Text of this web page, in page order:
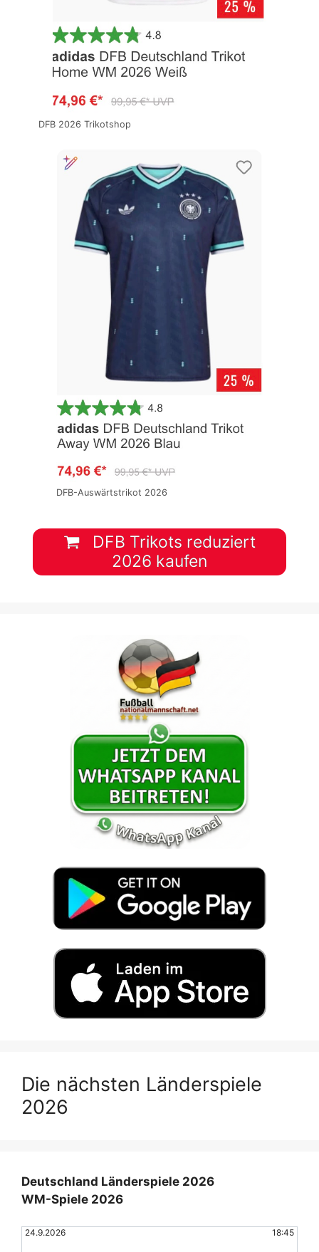
DFB 2026 Trikotshop
DFB-Auswärtstrikot 2026
DFB Trikots reduziert
2026 kaufen
Die nächsten Länderspiele
2026
Deutschland Länderspiele 2026
WM-Spiele 2026
24.9.2026 18:45